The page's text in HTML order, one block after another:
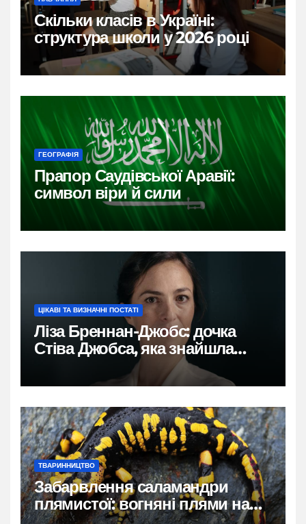
Скільки класів в Україні:
структура школи у 2026 році
ГЕОГРАФІЯ
Прапор Саудівської Аравії:
символ віри й сили
ЦІКАВІ ТА ВИЗНАЧНІ ПОСТАТІ
Ліза Бреннан-Джобс: дочка
Стіва Джобса, яка знайшла
власний голос
ТВАРИННИЦТВО
Забарвлення саламандри
плямистої: вогняні плями на